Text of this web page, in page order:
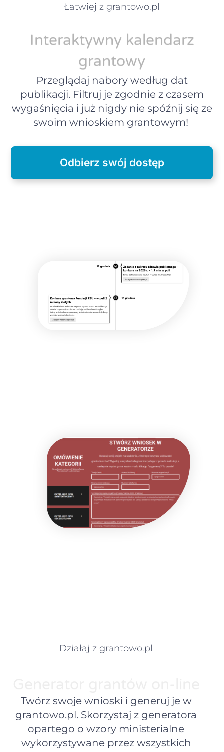
Łatwiej z grantowo.pl
Interaktywny kalendarz
grantowy
Przeglądaj nabory według dat
publikacji. Filtruj je zgodnie z czasem
wygaśnięcia i już nigdy nie spóźnij się ze
swoim wnioskiem grantowym!
Odbierz swój dostęp
Działaj z grantowo.pl
Twórz swoje wnioski i generuj je w
grantowo.pl. Skorzystaj z generatora
opartego o wzory ministerialne
wykorzystywane przez wszystkich